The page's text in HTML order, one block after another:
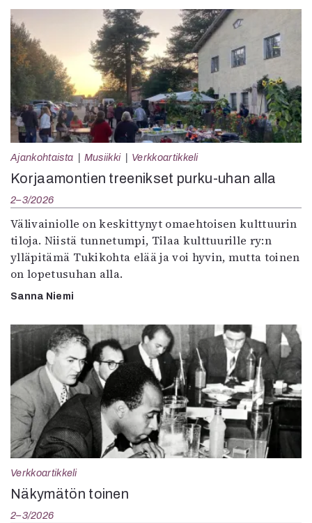
Ajankohtaista Musiikki Verkkoartikkeli
Korjaamontien treenikset purku-uhan alla
2–3/2026
Välivainiolle on keskittynyt omaehtoisen kulttuurin
tiloja. Niistä tunnetumpi, Tilaa kulttuurille ry:n
ylläpitämä Tukikohta elää ja voi hyvin, mutta toinen
on lopetusuhan alla.
Sanna Niemi
Verkkoartikkeli
Näkymätön toinen
2–3/2026